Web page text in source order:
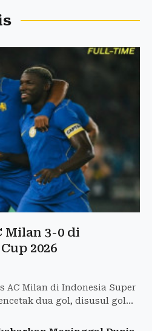
Milan 3-0 di
2026
AC Milan di Indonesia Super
dua gol, disusul gol